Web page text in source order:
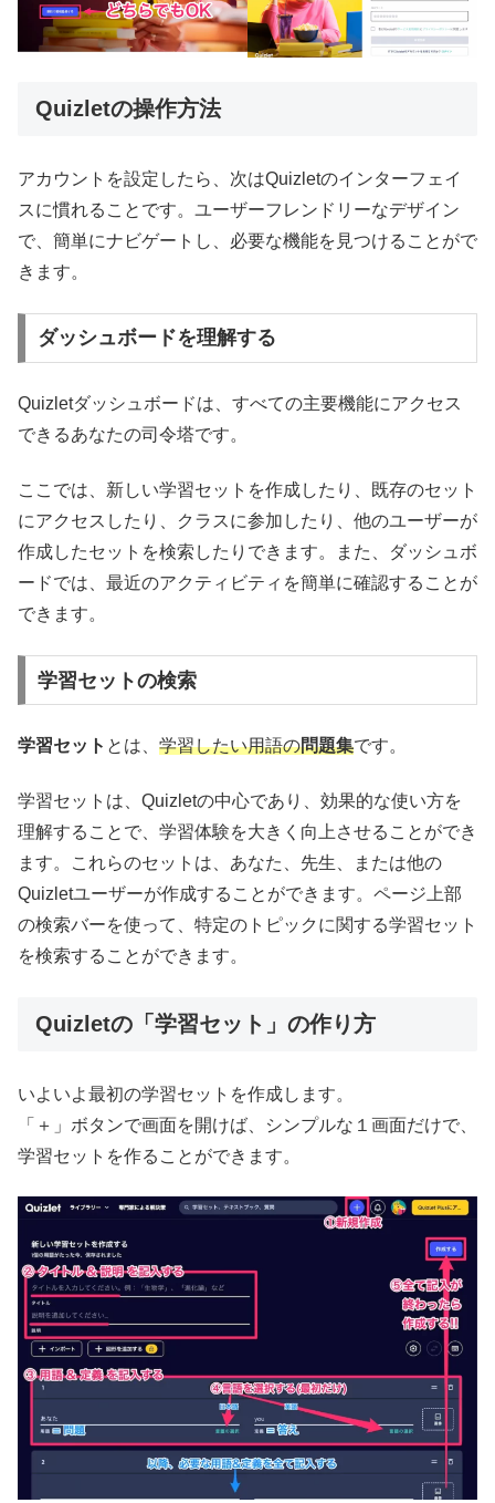
Quizletの操作方法
アカウントを設定したら、次はQuizletのインターフェイ
スに慣れることです。ユーザーフレンドリーなデザイン
で、簡単にナビゲートし、必要な機能を見つけることがで
きます。
ダッシュボードを理解する
Quizletダッシュボードは、すべての主要機能にアクセス
できるあなたの司令塔です。
ここでは、新しい学習セットを作成したり、既存のセット
にアクセスしたり、クラスに参加したり、他のユーザーが
作成したセットを検索したりできます。また、ダッシュボ
ードでは、最近のアクティビティを簡単に確認することが
できます。
学習セットの検索
学習セット とは、 学習したい用語の問題集です。
学習セットは、Quizletの中心であり、効果的な使い方を
理解することで、学習体験を大きく向上させることができ
ます。これらのセットは、あなた、先生、または他の
Quizletユーザーが作成することができます。ページ上部
の検索バーを使って、特定のトピックに関する学習セット
を検索することができます。
Quizletの「学習セット」の作り方
いよいよ最初の学習セットを作成します。
「＋」ボタンで画面を開けば、シンプルな１画面だけで、
学習セットを作ることができます。